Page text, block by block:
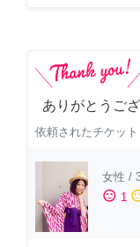
ありがとうご
依頼されたチケット
女性 /
sentiment_satisfied 1